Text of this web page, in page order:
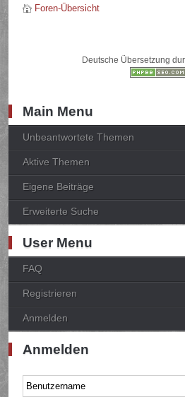
Foren-Übersicht
Deutsche Übersetzung
Main Menu
Unbeantwortete Themen
Aktive Themen
Eigene Beiträge
Erweiterte Suche
User Menu
FAQ
Registrieren
Anmelden
Anmelden